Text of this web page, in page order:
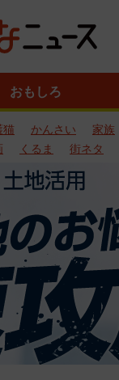
おもしろ
猫 かんさい 家族
くるま 街ネタ